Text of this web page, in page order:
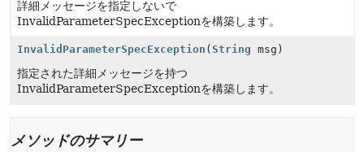
詳細メッセージを指定しないで
InvalidParameterSpecExceptionを構築します。
InvalidParameterSpecException ( String msg)
指定された詳細メッセージを持つ
InvalidParameterSpecExceptionを構築します。
メソッドのサマリー